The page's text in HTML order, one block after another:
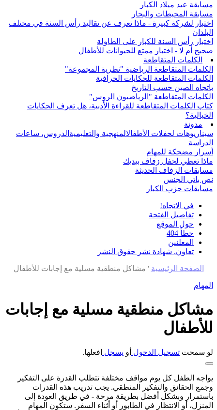
مسابقة عيد ميلاد الكبار
مسابقة المحيطات والبحار
اختبار لشركة كبيرة - ماذا تعرف عن تقاليد رأس السنة في مختلف
البلدان
اختبار رأس السنة للكبار على الطاولة
صحيح أم لا - اختبار ممتع للحيوانات للأطفال
الكلمات المتقاطعة
الكلمات المتقاطعة الرياضية "نظرية المجموعة"
الكلمات المتقاطعة للحكايات الخرافية
باتجاه الصين حسب التاريخ
الكلمات المتقاطعة "الرياضيون الروس"
كتاب الكلمات المتقاطعة للقراءة الأدبية، هل تعرف الحكايات
الخيالية؟
مدونة
سيناريوهات لحفلات الأطفالالمنهجية والتعليمية الدروس، ساعات
الدراسة
أسرار مضحكة للمهام
ماذا تعطي لحفل زفاف بيديك
مسابقات الزفاف الحديثة
نص باتي الجنس
مسابقات حزب الكبار
في الاتجاه!
تفاصيل الفتحة
حول الموقع
خطأ 404
المعلنين
تعاون. شهادة نشر حقوق النشر
الصفحة الرئيسية ' مشاكل منطقية مسلية مع إجابات للأطفال
المهام
مشاكل منطقية مسلية مع إجابات
للأطفال
لو سمحت تسجيل الدخول أو يسجل افعلها.
يواجه الطفل كل يوم مواقف مختلفة تتطلب القدرة على التفكير
وجمع الحقائق والتفكير المنطقي. يجب تدريب هذه القدرات
باستمرار وبشكل أفضل بطريقة مرحة - في طريق العودة إلى
المنزل، أو الانتظار في الطابور أو أثناء السفر. ستكون المهام